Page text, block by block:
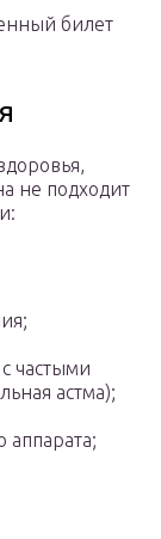
билет
не подходит
частыми
астма);
аппарата;